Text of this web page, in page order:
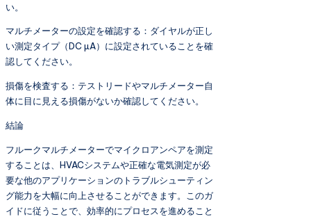
い。
マルチメーターの設定を確認する：ダイヤルが正し
い測定タイプ（DC µA）に設定されていることを確
認してください。
損傷を検査する：テストリードやマルチメーター自
体に目に見える損傷がないか確認してください。
結論
フルークマルチメーターでマイクロアンペアを測定
することは、HVACシステムや正確な電気測定が必
要な他のアプリケーションのトラブルシューティン
グ能力を大幅に向上させることができます。このガ
イドに従うことで、効率的にプロセスを進めること